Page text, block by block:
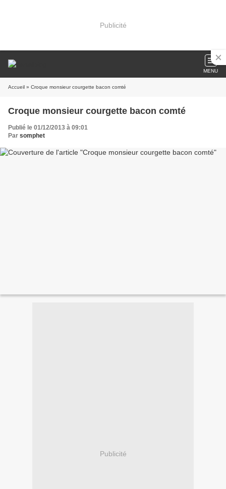
Publicité
MENU
Accueil » Croque monsieur courgette bacon comté
Croque monsieur courgette bacon comté
Publié le 01/12/2013 à 09:01
Par somphet
Publicité